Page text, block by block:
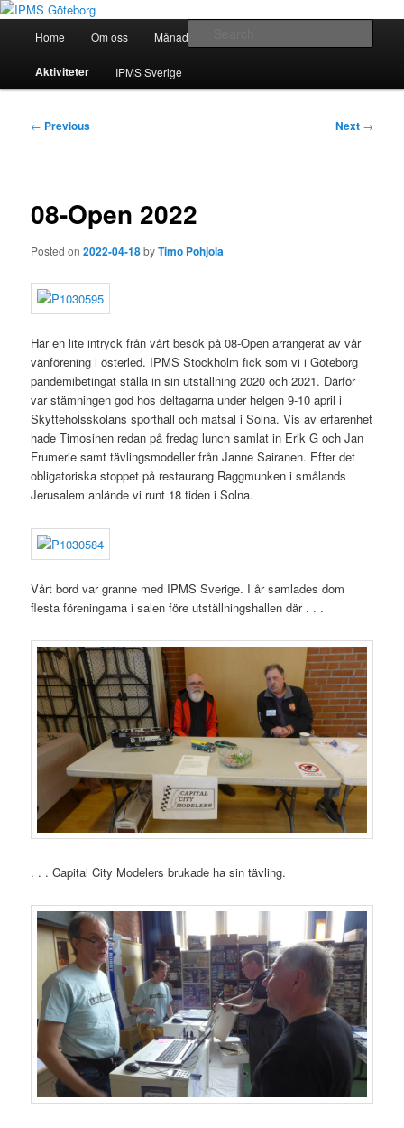
Skip
primary
contentIPMS Göteborg
Modellbygge i Väst
Home Om oss Månadsmöten
Aktiviteter IPMS Sverige
Post
← Previous Next →
08-Open 2022
Posted on2022-04-18byTimo Pohjola
Här en lite intryck från vårt besök på 08-Open arrangerat av vår
vänförening i österled. IPMS Stockholm fick som vi i Göteborg
pandemibetingat ställa in sin utställning 2020 och 2021. Därför
var stämningen god hos deltagarna under helgen 9-10 april i
Skytteholsskolans sporthall och matsal i Solna. Vis av erfarenhet
hade Timosinen redan på fredag lunch samlat in Erik G och Jan
Frumerie samt tävlingsmodeller från Janne Sairanen. Efter det
obligatoriska stoppet på restaurang Raggmunken i smålands
Jerusalem anlände vi runt 18 tiden i Solna.
Vårt bord var granne med IPMS Sverige. I år samlades dom
flesta föreningarna i salen före utställningshallen där . . .
. . . Capital City Modelers brukade ha sin tävling.